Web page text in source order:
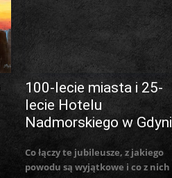
100-lecie miasta i 25-
lecie Hotelu
Nadmorskiego w Gdyni
Co łączy te jubileusze, z jakiego
powodu są wyjątkowe i co z nich